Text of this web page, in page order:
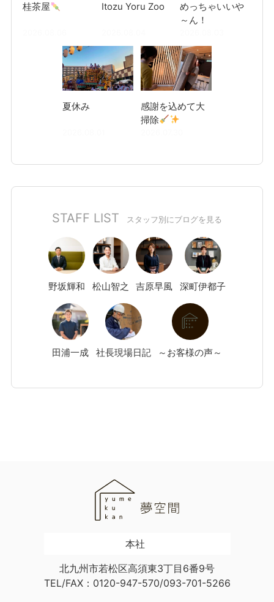
桂茶屋 Itozu Yoru Zoo
めっちゃいいや
～ん！
夏休み
感謝を込めて大
掃除
STAFF LIST スタッフ別にブログを見る
野坂輝和 松山智之 吉原早風 深町伊都子
田浦一成 社長現場日記 ～お客様の声～
本社
北九州市若松区高須東3丁目6番9号
TEL/FAX：0120-947-570/093-701-5266